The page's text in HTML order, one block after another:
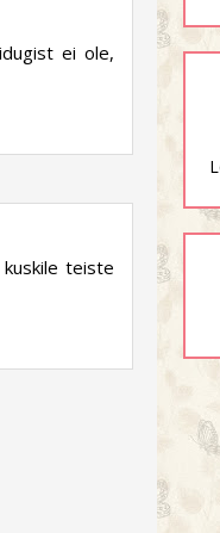
ei ole,
teiste